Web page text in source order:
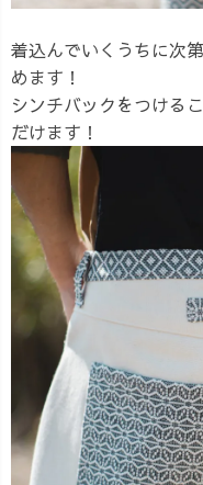
着込んでいくうちに次
めます！
シンチバックをつける
だけます！